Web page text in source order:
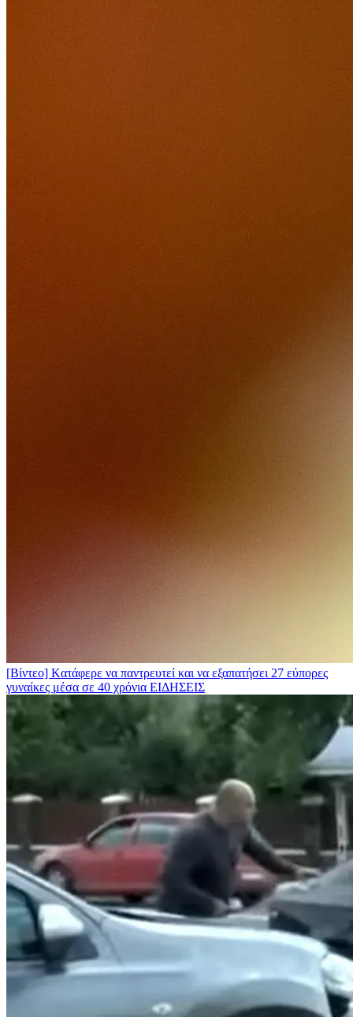
[Βίντεο] Kατάφερε να παντρευτεί και να εξαπατήσει 27 εύπορες
γυναίκες μέσα σε 40 χρόνια ΕΙΔΗΣΕΙΣ